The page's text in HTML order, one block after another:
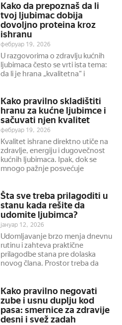
Kako da prepoznaš da li
tvoj ljubimac dobija
dovoljno proteina kroz
ishranu
фебруар 19, 2026
U razgovorima o zdravlju kućnih
ljubimaca često se vrti ista tema:
da li je hrana „kvalitetna“ i
Kako pravilno skladištiti
hranu za kućne ljubimce i
sačuvati njen kvalitet
фебруар 19, 2026
Kvalitet ishrane direktno utiče na
zdravlje, energiju i dugovečnost
kućnih ljubimaca. Ipak, dok se
mnogo pažnje posvećuje
Šta sve treba prilagoditi u
stanu kada rešite da
udomite ljubimca?
јануар 12, 2026
Udomljavanje brzo menja dnevnu
rutinu i zahteva praktične
prilagodbe stana pre dolaska
novog člana. Prostor treba da
Kako pravilno negovati
zube i usnu duplju kod
pasa: smernice za zdravije
desni i svež zadah